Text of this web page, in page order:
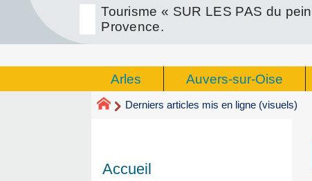
Tourisme « SUR LES PAS du
Provence.
Arles Auvers-sur-Oise
Derniers articles mis en ligne (visuels)
Accueil